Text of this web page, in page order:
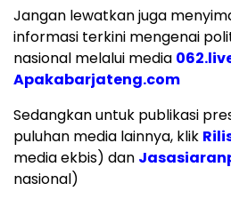
Jangan lewatkan juga
informasi terkini mengenai
nasional melalui media
Apakabarjateng.com
Sedangkan untuk publikasi
puluhan media lainnya, klik
media ekbis) dan
nasional)